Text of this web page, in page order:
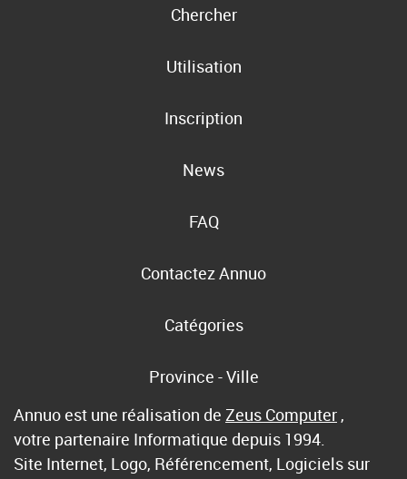
Chercher
Utilisation
Inscription
News
FAQ
Contactez Annuo
Catégories
Province - Ville
Annuo est une réalisation de Zeus Computer ,
votre partenaire Informatique depuis 1994.
Site Internet, Logo, Référencement, Logiciels sur